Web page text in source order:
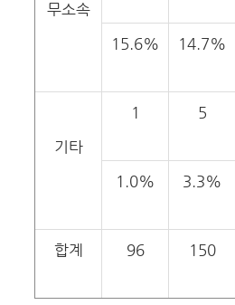
무소속
15.6% 14.7%
기타
1 5
1.0% 3.3%
합계 96 150